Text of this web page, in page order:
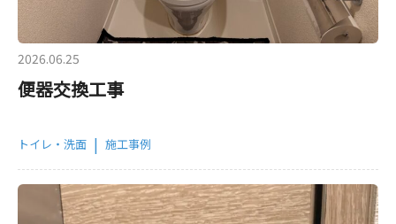
2026.06.25
便器交換工事
トイレ・洗面 | 施工事例